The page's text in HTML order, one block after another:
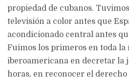
propiedad de cubanos.
televisión a color antes que
acondicionado central antes
Fuimos los primeros en toda la
iberoamericana en decretar la
horas, en reconocer el derecho